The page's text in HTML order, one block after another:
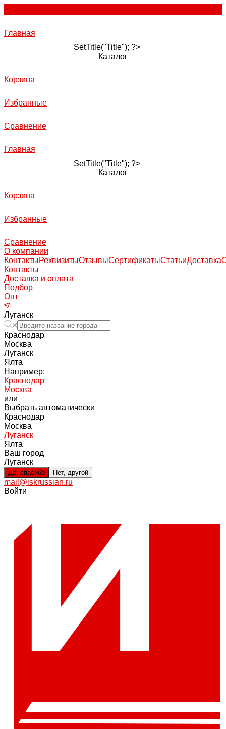
Главная
SetTitle("Title"); ?>
Каталог
Корзина
Избранные
Сравнение
Главная
SetTitle("Title"); ?>
Каталог
Корзина
Избранные
Сравнение
О компании
КонтактыРеквизитыОтзывыСертификатыСтатьиДоставка
Контакты
Доставка и оплата
Подбор
Опт
Луганск
Краснодар
Москва
Луганск
Ялта
Например:
Краснодар
Москва
или
Выбрать автоматически
Краснодар
Москва
Луганск
Ялта
Ваш город
Луганск
Да, спасибо Нет, другой
mail@iskrussian.ru
Войти